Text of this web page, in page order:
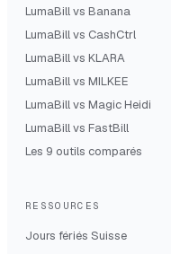
LumaBill vs Banana
LumaBill vs CashCtrl
LumaBill vs KLARA
LumaBill vs MILKEE
LumaBill vs Magic Heidi
LumaBill vs FastBill
Les 9 outils comparés
RESSOURCES
Jours fériés Suisse